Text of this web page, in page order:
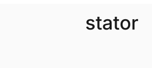
stator